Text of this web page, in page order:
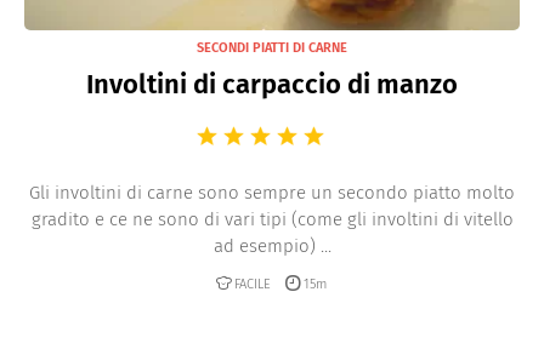
SECONDI PIATTI DI CARNE
Involtini di carpaccio di manzo
Gli involtini di carne sono sempre un secondo piatto molto
gradito e ce ne sono di vari tipi (come gli involtini di vitello
ad esempio) ...
FACILE 15m